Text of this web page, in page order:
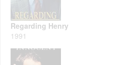
Regarding Henry
1991